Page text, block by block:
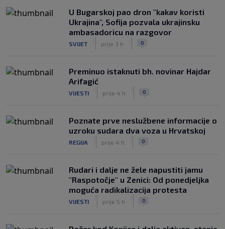
NOGOMET
|
prije 5 h
|
U Bugarskoj pao dron "kakav koristi
Ukrajina", Sofija pozvala ukrajinsku
ambasadoricu na razgovor
SVIJET prije 3 h 0
Preminuo istaknuti bh. novinar Hajdar
Arifagić
VIJESTI prije 4 h 0
Poznate prve neslužbene informacije o
uzroku sudara dva voza u Hrvatskoj
REGIJA prije 4 h 0
Rudari i dalje ne žele napustiti jamu
"Raspotočje" u Zenici: Od ponedjeljka
moguća radikalizacija protesta
VIJESTI prije 5 h 0